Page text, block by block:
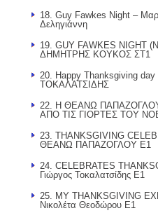
18. Guy Fawkes Night –
Δεληγιάννη
19. GUY FAWKΕS NIGHT
ΔΗΜΗΤΡΗΣ ΚΟΥΚΟΣ ΣΤ1
20. Happy Thanksgiving
ΤΟΚΑΛΑΤΣΙΔΗΣ
22. Η ΘΕΑΝΩ
ΑΠΟ ΤΙΣ ΓΙΟΡΤΕΣ ΤΟΥ
23. THANKSGIVING
ΘΕΑΝΩ ΠΑΠΑΖΟΓΛΟΥ Ε1
24. CELEBRATES
Γιώργος Τοκαλατσίδης E1
25. MY THANKSGIVING
Νικολέτα Θεοδώρου Ε1